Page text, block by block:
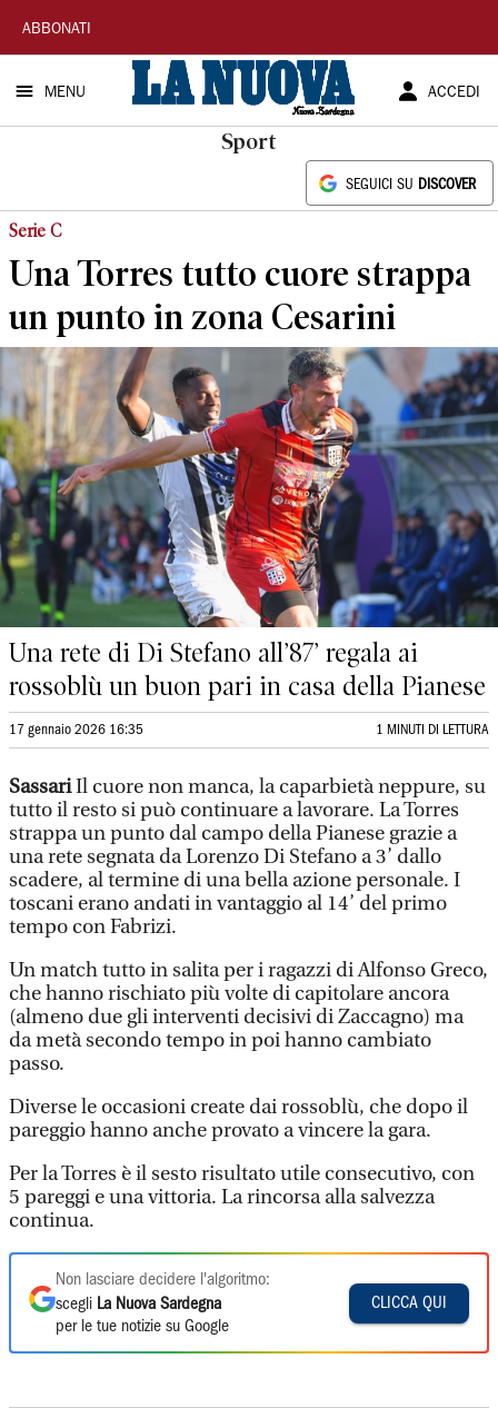
La
Nuova
Sardegna
ABBONATI
MENU ACCEDI
Sport
SEGUICI SU DISCOVER
Serie C
Una Torres tutto cuore strappa
un punto in zona Cesarini
Una rete di Di Stefano all’87’ regala ai
rossoblù un buon pari in casa della Pianese
17 gennaio 2026 16:35 1 MINUTI DI LETTURA
SassariIl cuore non manca, la caparbietà neppure, su
tutto il resto si può continuare a lavorare. La Torres
strappa un punto dal campo della Pianese grazie a
una rete segnata da Lorenzo Di Stefano a 3’ dallo
scadere, al termine di una bella azione personale. I
toscani erano andati in vantaggio al 14’ del primo
tempo con Fabrizi.
Un match tutto in salita per i ragazzi di Alfonso Greco,
che hanno rischiato più volte di capitolare ancora
(almeno due gli interventi decisivi di Zaccagno) ma
da metà secondo tempo in poi hanno cambiato
passo.
Diverse le occasioni create dai rossoblù, che dopo il
pareggio hanno anche provato a vincere la gara.
Per la Torres è il sesto risultato utile consecutivo, con
5 pareggi e una vittoria. La rincorsa alla salvezza
continua.
Non lasciare decidere l'algoritmo:
scegli La Nuova Sardegna
per le tue notizie su Google
CLICCA QUI